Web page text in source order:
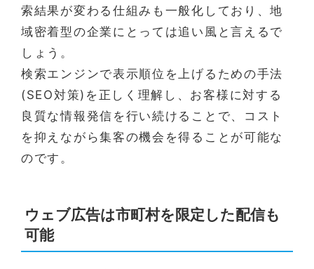
索結果が変わる仕組みも一般化しており、地
域密着型の企業にとっては追い風と言えるで
しょう。
検索エンジンで表示順位を上げるための手法
(SEO対策)を正しく理解し、お客様に対する
良質な情報発信を行い続けることで、コスト
を抑えながら集客の機会を得ることが可能な
のです。
ウェブ広告は市町村を限定した配信も
可能